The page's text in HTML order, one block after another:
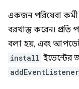
একজন পরিষেবা কর্মী
বরখাস্ত করেন। প্রতি
বলা হয়, এবং আপডেট
install ইভেন্টের
addEventListener